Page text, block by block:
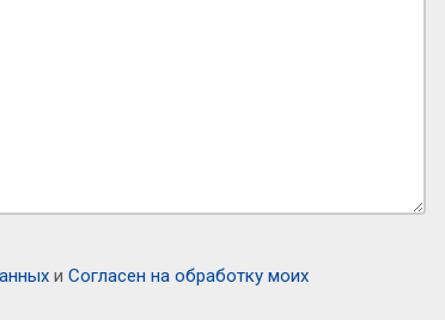
и Согласен на обработку моих